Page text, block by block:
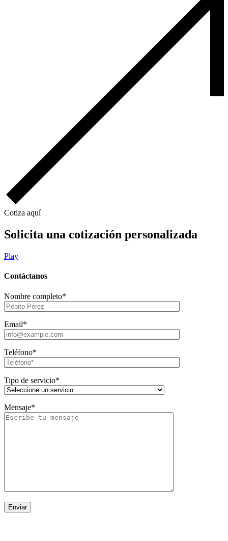
Cotiza aquí
Solicita una cotización personalizada
Play
Contáctanos
Nombre completo*
Email*
Teléfono*
Tipo de servicio*
Mensaje*